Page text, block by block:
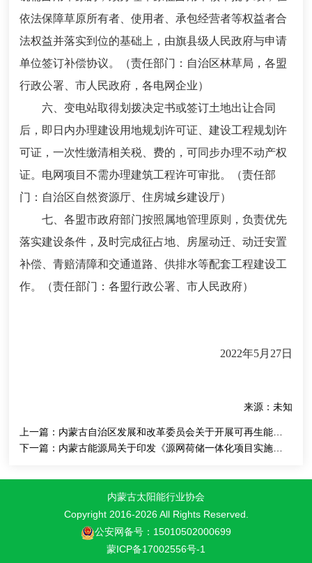
依法保障草原所有者、使用者、承包经营者等权益者合
法权益并落实到位的基础上，由旗县级人民政府与申请
单位签订补偿协议。（责任部门：自治区林草局，各盟
行政公署、市人民政府，各电网企业）
六、变电站取得划拨决定书或签订土地出让合同
后，即日内办理建设用地规划许可证、建设工程规划许
可证，一次性缴清相关税、费的，可同步办理不动产权
证。电网项目不需办理建筑工程许可审批。（责任部
门：自治区自然资源厅、住房城乡建设厅）
七、各盟市政府部门按照属地管理原则，负责优先
落实建设条件，及时完成征占地、房屋动迁、动迁安置
补偿、青赔清障和交通道路、供排水等配套工程建设工
作。（责任部门：各盟行政公署、市人民政府）
2022年5月27日
来源：未知
上一篇：
下一篇：
内蒙古太阳能行业协会
Copyright 2016-2026 All Rights Reserved.
公安网备号：15010502000699
蒙ICP备17002556号-1